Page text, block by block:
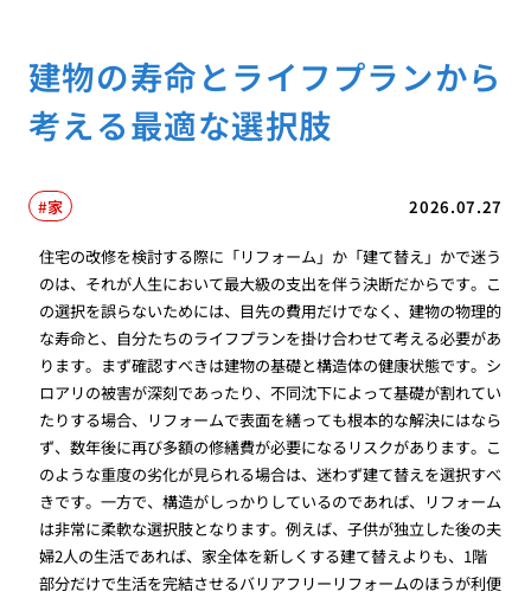
建物の寿命とライフプランから
考える最適な選択肢
2026.07.27
家
住宅の改修を検討する際に「リフォーム」か「建て替え」かで迷う
のは、それが人生において最大級の支出を伴う決断だからです。こ
の選択を誤らないためには、目先の費用だけでなく、建物の物理的
な寿命と、自分たちのライフプランを掛け合わせて考える必要があ
ります。まず確認すべきは建物の基礎と構造体の健康状態です。シ
ロアリの被害が深刻であったり、不同沈下によって基礎が割れてい
たりする場合、リフォームで表面を繕っても根本的な解決にはなら
ず、数年後に再び多額の修繕費が必要になるリスクがあります。こ
のような重度の劣化が見られる場合は、迷わず建て替えを選択すべ
きです。一方で、構造がしっかりしているのであれば、リフォーム
は非常に柔軟な選択肢となります。例えば、子供が独立した後の夫
婦2人の生活であれば、家全体を新しくする建て替えよりも、1階
部分だけで生活を完結させるバリアフリーリフォームのほうが利便